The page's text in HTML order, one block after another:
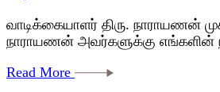
வாடிக்கையாளர் திரு. நாராயணன்
நாராயணன் அவர்களுக்கு எங்களின்
Read More